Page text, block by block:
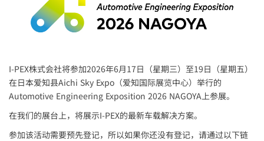
I-PEX株式会社将参加2026年6月17日（星期三）至19日（星期五）
在日本爱知县Aichi Sky Expo（爱知国际展览中心）举行的
Automotive Engineering Exposition 2026 NAGOYA上参展。
在我们的展台上，将展示I-PEX的最新车载解决方案。
参加该活动需要预先登记，所以如果你还没有登记，请通过以下链